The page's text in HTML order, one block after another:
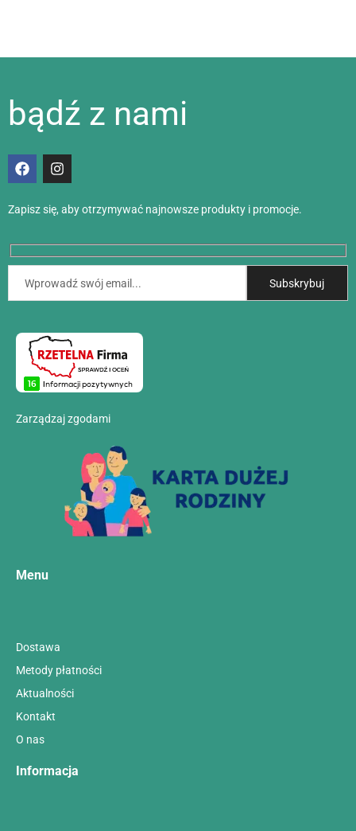
bądź z nami
Zapisz się, aby otrzymywać najnowsze produkty i promocje.
Zarządzaj zgodami
Menu
Dostawa
Metody płatności
Aktualności
Kontakt
O nas
Informacja